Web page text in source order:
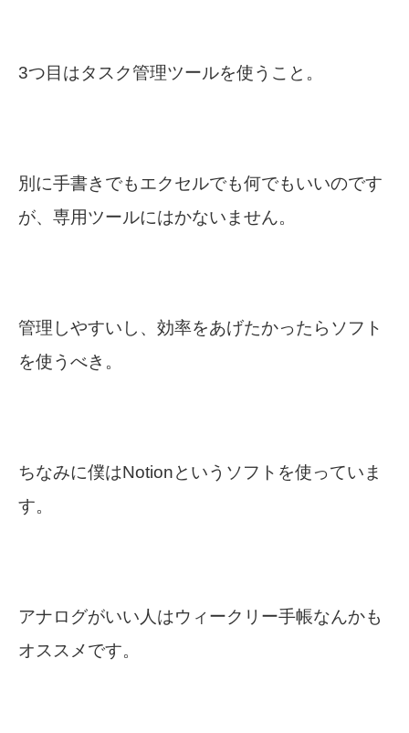
3つ目はタスク管理ツールを使うこと。
別に手書きでもエクセルでも何でもいいのです
が、専用ツールにはかないません。
管理しやすいし、効率をあげたかったらソフト
を使うべき。
ちなみに僕はNotionというソフトを使っていま
す。
アナログがいい人はウィークリー手帳なんかも
オススメです。